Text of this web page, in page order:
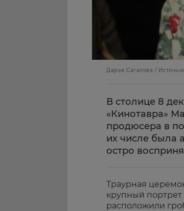
Дарья Сагалова /
В столице 8
«Кинотавра»
продюсера в
их числе была
остро
Траурная
крупный портрет
расположили